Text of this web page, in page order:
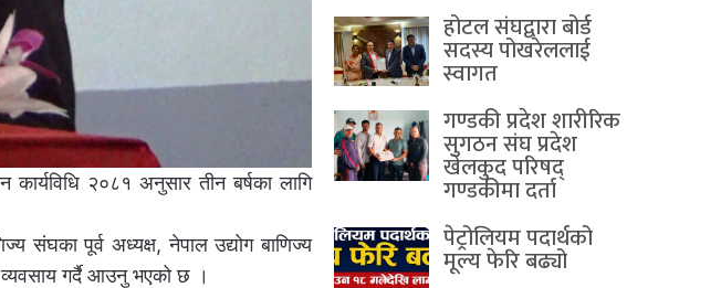
२०८१ अनुसार तीन बर्षका लागि
संघका पूर्व अध्यक्ष, नेपाल उद्योग बाणिज्य
व्यवसाय गर्दै आउनु भएको छ ।
होटल संघद्वारा बोर्ड
सदस्य पोखरेललाई
स्वागत
गण्डकी प्रदेश शारीरिक
सुगठन संघ प्रदेश
खेलकुद परिषद्
गण्डकीमा दर्ता
पेट्रोलियम पदार्थको
मूल्य फेरि बढ्यो